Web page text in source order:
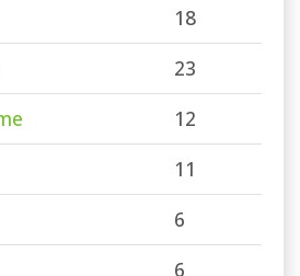
18
23
12
11
6
6